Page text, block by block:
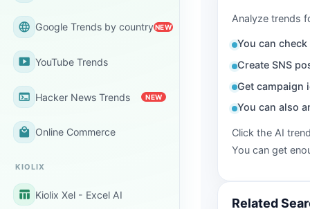
language Google Trends by countryNEW
smart_display YouTube Trends
terminal Hacker News Trends NEW
local_mall Online Commerce
KIOLIX
table_chart Kiolix Xel - Excel AI
Analyze trends
You can
Create SNS
Get campaign
You can also
Click the AI
You can get
Related